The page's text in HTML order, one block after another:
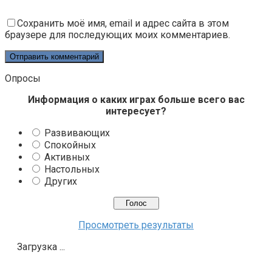
Сохранить моё имя, email и адрес сайта в этом
браузере для последующих моих комментариев.
Опросы
Информация о каких играх больше всего вас
интересует?
Развивающих
Спокойных
Активных
Настольных
Других
Просмотреть результаты
Загрузка ...